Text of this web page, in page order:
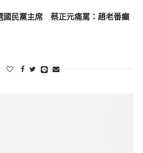
國民黨主席 蔡正元痛罵：趙老番癲